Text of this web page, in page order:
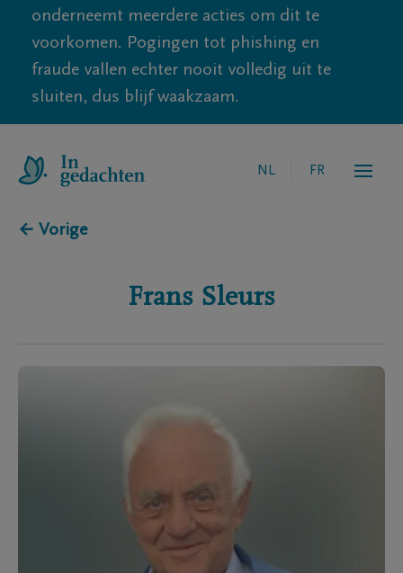
onderneemt meerdere acties om dit te
voorkomen. Pogingen tot phishing en
fraude vallen echter nooit volledig uit te
sluiten, dus blijf waakzaam.
NL FR
← Vorige
Frans Sleurs